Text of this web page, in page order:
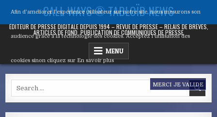
content
CALL WAYS ® TABLOÏD NEWS
ÉDITEUR DE PRESSE DIGITALE DEPUIS 1994 – REVUE DE PRESSE – RELAIS DE BRÈVES,
ARTICLES DE FOND, PUBLICATION DE COMMUNIQUÉS DE PRESSE
MENU
Afin d'améliorer l’expérience utilisateur sur notre site, nous mesurons son
audience grâce à la technologie des cookies. Acceptez l’utilisation des
cookies sinon cliquez sur En savoir plus
MERCI JE VALIDE